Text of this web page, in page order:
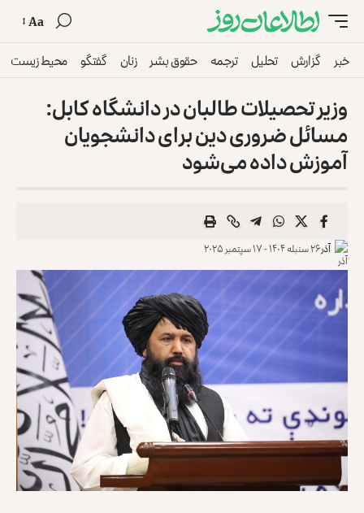
Aa
خبر گزارش تحلیل ترجمه حقوق بشر زنان گفتگو محیط زیست
وزیر تحصیلات طالبان در دانشگاه کابل:
مسائل ضروری دین ‏برای دانشجویان
آموزش داده می‌شود
آذر۲۶ سنبله ۱۴۰۴ - ۱۷ سپتمبر ۲۰۲۵